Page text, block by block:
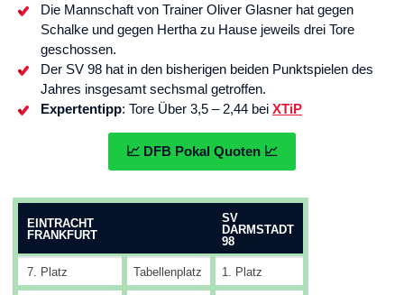
Die Mannschaft von Trainer Oliver Glasner hat gegen
Schalke und gegen Hertha zu Hause jeweils drei Tore
geschossen.
Der SV 98 hat in den bisherigen beiden Punktspielen des
Jahres insgesamt sechsmal getroffen.
Expertentipp: Tore Über 3,5 – 2,44 bei XTiP
📈 DFB Pokal Quoten 📈
EINTRACHT
FRANKFURT
SV
DARMSTADT
98
7. Platz Tabellenplatz 1. Platz